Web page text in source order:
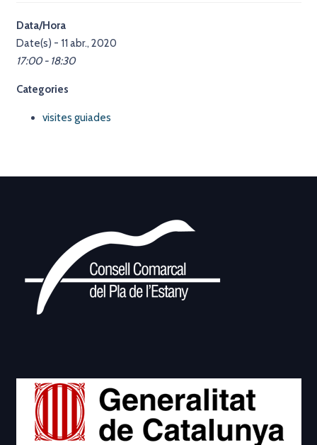
Data/Hora
Date(s) - 11 abr., 2020
17:00 - 18:30
Categories
visites guiades